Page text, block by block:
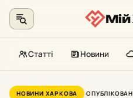
до
Мій
Статті Новини
НОВИНИ ХАРКОВА